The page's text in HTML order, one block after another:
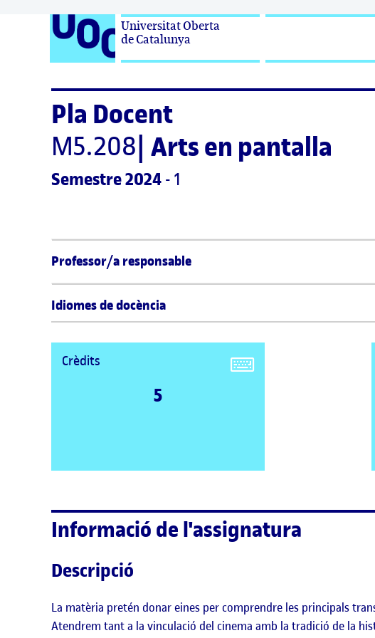
Universitat Oberta
de Catalunya
Pla Docent
M5.208 Arts en pantalla
Semestre 2024 - 1
Professor/a responsable
Idiomes de docència
Crèdits
5
Informació de l'assignatura
Descripció
La matèria pretén donar eines per comprendre les principals
Atendrem tant a la vinculació del cinema amb la tradició de la